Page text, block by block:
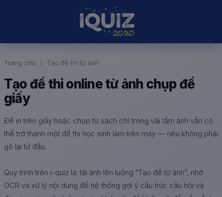
Trang chủ Tạo đề thi từ ảnh
Tạo đề thi online từ ảnh chụp đề
giấy
Đề in trên giấy hoặc chụp từ sách chỉ trong vài tấm ảnh vẫn có
thể trở thành một đề thi học sinh làm trên máy — nếu không phải
gõ lại từ đầu.
Quy trình trên i-quiz là: tải ảnh lên luồng “Tạo đề từ ảnh”, nhờ
OCR và xử lý nội dung để hệ thống gợi ý cấu trúc câu hỏi và